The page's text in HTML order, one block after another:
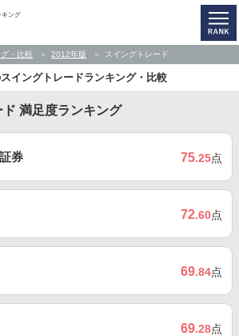
キング
・比較 2012年版 スイングトレード
スイングトレードランキング・比較
満足度ランキング
券 75.25点
72.60点
69.84点
69.28点